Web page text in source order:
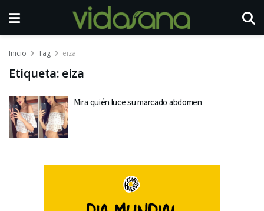
Inicio Tag eiza
Etiqueta: eiza
Mira quién luce su marcado abdomen